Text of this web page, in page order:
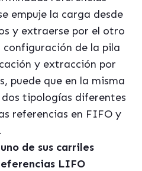
empuje la carga desde
y extraerse por el otro
configuración de la pila
y extracción por
puede que en la misma
tipologías diferentes
referencias en FIFO y
de sus carriles
LIFO